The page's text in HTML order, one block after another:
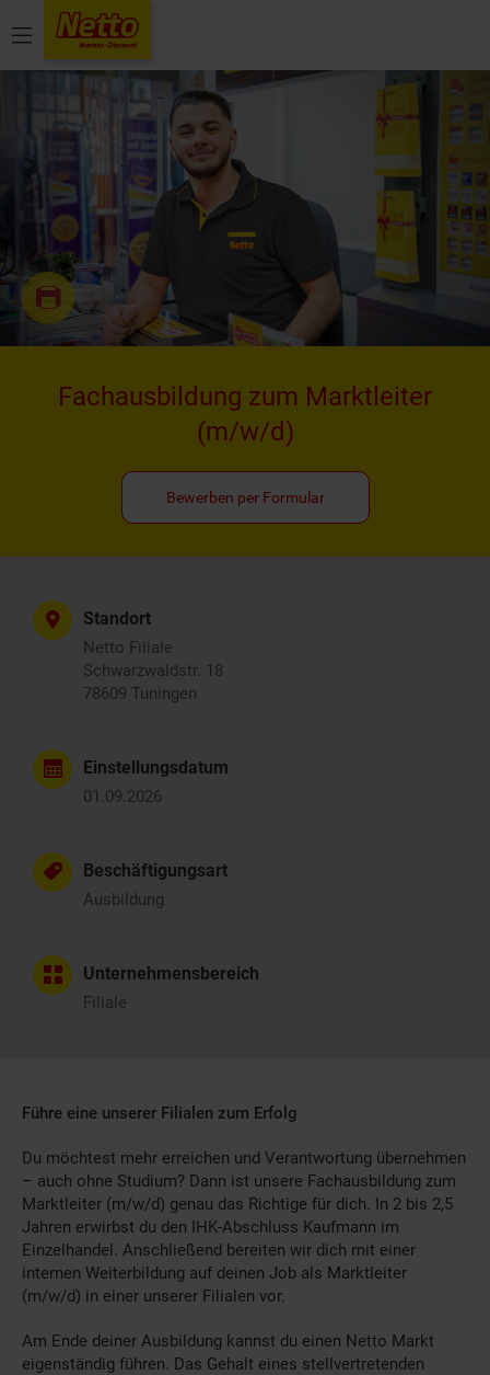
Menü
Fachausbildung zum Marktleiter
(m/w/d)
Bewerben per Formular
Standort
Netto Filiale
Schwarzwaldstr. 18
78609 Tuningen
Einstellungsdatum
01.09.2026
Beschäftigungsart
Ausbildung
Unternehmensbereich
Filiale
Führe eine unserer Filialen zum Erfolg
Du möchtest mehr erreichen und Verantwortung übernehmen
– auch ohne Studium? Dann ist unsere Fachausbildung zum
Marktleiter (m/w/d) genau das Richtige für dich. In 2 bis 2,5
Jahren erwirbst du den IHK-Abschluss Kaufmann im
Einzelhandel. Anschließend bereiten wir dich mit einer
internen Weiterbildung auf deinen Job als Marktleiter
(m/w/d) in einer unserer Filialen vor.
Am Ende deiner Ausbildung kannst du einen Netto Markt
eigenständig führen. Das Gehalt eines stellvertretenden